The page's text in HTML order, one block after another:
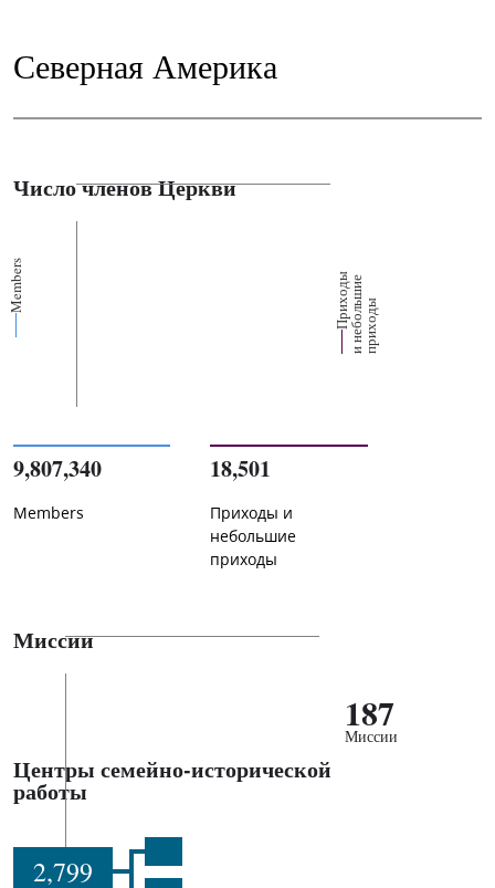
Северная Америка
Число членов Церкви
Members П
р
их
о
д
ы
и
н
е
б
о
ль
ш
ие
п
р
и
х
о
ды
9,807,340
Members
18,501
Приходы и
небольшие
приходы
Миссии
187
Миссии
Центры семейно-исторической
работы
2,799